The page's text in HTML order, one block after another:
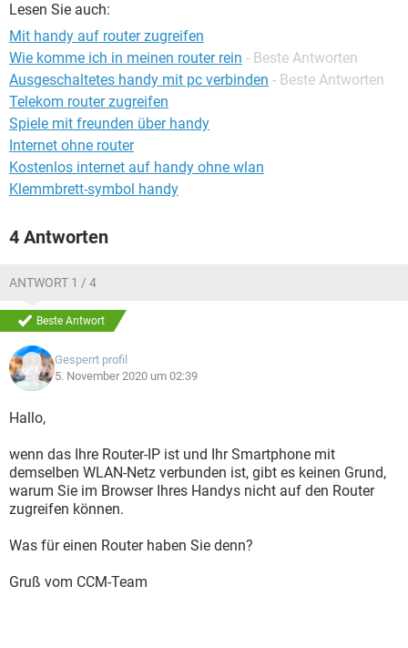
Lesen Sie auch:
Mit handy auf router zugreifen
Wie komme ich in meinen router rein - Beste Antworten
Ausgeschaltetes handy mit pc verbinden - Beste Antworten
Telekom router zugreifen
Spiele mit freunden über handy
Internet ohne router
Kostenlos internet auf handy ohne wlan
Klemmbrett-symbol handy
4 Antworten
ANTWORT 1 / 4
Beste Antwort
Gesperrt profil
5. November 2020 um 02:39
Hallo,
wenn das Ihre Router-IP ist und Ihr Smartphone mit
demselben WLAN-Netz verbunden ist, gibt es keinen Grund,
warum Sie im Browser Ihres Handys nicht auf den Router
zugreifen können.
Was für einen Router haben Sie denn?
Gruß vom CCM-Team